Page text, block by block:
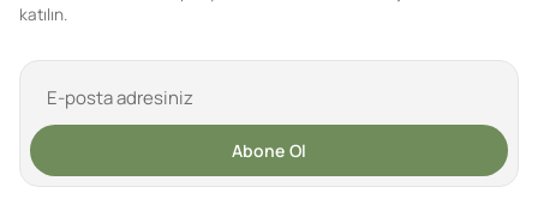
katılın.
Abone Ol